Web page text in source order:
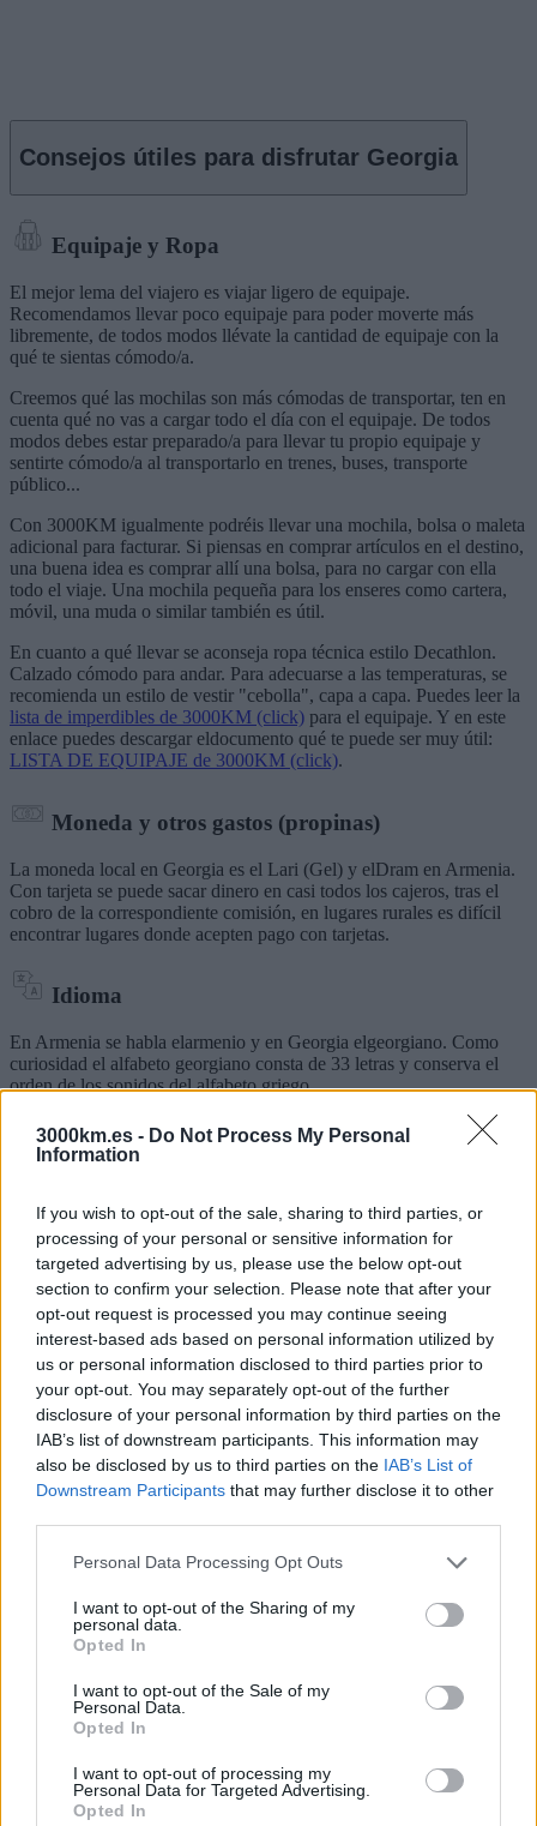
3000km.es - Do Not Process My Personal
Information
If you wish to opt-out of the sale, sharing to third parties, or
processing of your personal or sensitive information for
targeted advertising by us, please use the below opt-out
section to confirm your selection. Please note that after your
opt-out request is processed you may continue seeing
interest-based ads based on personal information utilized by
us or personal information disclosed to third parties prior to
your opt-out. You may separately opt-out of the further
disclosure of your personal information by third parties on the
IAB’s list of downstream participants. This information may
also be disclosed by us to third parties on the IAB’s List of
Downstream Participants that may further disclose it to other
Please note that this website/app uses one or more Google
not limited to your visit or usage behaviour. You may click to
grant or deny consent to Google and its third-party tags to
use your data for below specified purposes in below Google
consent section.
Personal Data Processing Opt Outs
I want to opt-out of the Sharing of my
personal data.
Opted In
I want to opt-out of the Sale of my
Personal Data.
Opted In
I want to opt-out of processing my
Personal Data for Targeted Advertising.
Opted In
Consejos útiles para disfrutar Georgia
Equipaje y Ropa
El mejor lema del viajero es viajar ligero de equipaje.
Recomendamos llevar poco equipaje para poder moverte más
libremente, de todos modos llévate la cantidad de equipaje con la
qué te sientas cómodo/a.
Creemos qué las mochilas son más cómodas de transportar, ten en
cuenta qué no vas a cargar todo el día con el equipaje. De todos
modos debes estar preparado/a para llevar tu propio equipaje y
sentirte cómodo/a al transportarlo en trenes, buses, transporte
público...
Con 3000KM igualmente podréis llevar una mochila, bolsa o maleta
adicional para facturar. Si piensas en comprar artículos en el destino,
una buena idea es comprar allí una bolsa, para no cargar con ella
todo el viaje. Una mochila pequeña para los enseres como cartera,
móvil, una muda o similar también es útil.
En cuanto a qué llevar se aconseja ropa técnica estilo Decathlon.
Calzado cómodo para andar. Para adecuarse a las temperaturas, se
recomienda un estilo de vestir "cebolla", capa a capa. Puedes leer la
lista de imperdibles de 3000KM (click) para el equipaje. Y en este
enlace puedes descargar eldocumento qué te puede ser muy útil:
LISTA DE EQUIPAJE de 3000KM (click).
Moneda y otros gastos (propinas)
La moneda local en Georgia es el Lari (Gel) y elDram en Armenia.
Con tarjeta se puede sacar dinero en casi todos los cajeros, tras el
cobro de la correspondiente comisión, en lugares rurales es difícil
encontrar lugares donde acepten pago con tarjetas.
Idioma
En Armenia se habla elarmenio y en Georgia elgeorgiano. Como
curiosidad el alfabeto georgiano consta de 33 letras y conserva el
orden de los sonidos del alfabeto griego.
Salud
este viaje. Al elegir tu viaje, asegúrate de haber leído el itinerario
cuidadosamente y piensa si podrás hacer frente a nuestro estilo de
viaje. Si tienes dudas te podemos ayudar, consultanos.
Te recomendamos qué lleves un botiquín de primeros auxilios, como
el descrito en equipaje, así como también cualquier requisito médico
personal, ya qué no se pueden obtener fácilmente en los lugares de
este viaje. Asegúrate de estar preparado adecuadamente.
Recomendamos beber agua embotellada (se encuentra por todas
partes) así como evitar ensaladas y comida cruda.
Electricidad y conectividad
La corriente es continua pero con altibajos, se recomienda no dejar
elementos enchufados toda la noche o cuando no estemos en la
habitación.
Se puede comprar una tarjeta con internet y llamadas. La conexión
casi todos los bares y restaurantes en las ciudades.
La cocina armenia es rica en verduras, carne y pescado; y sus
ingredientes principales la berenjena, el cordero, ellavash, el